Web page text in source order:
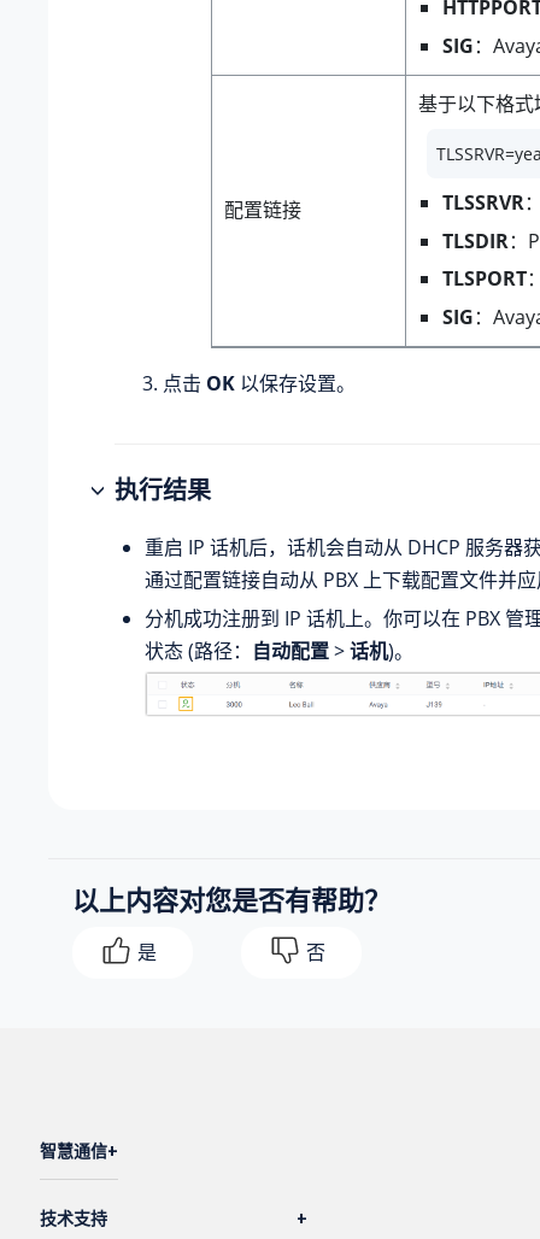
SIG：
配置链接
基于以下格
TLSSRVR
TLSDIR：
TLSPORT
SIG：
点击 OK 以保存设置。
执行结果
重启 IP 话机后，话机会自动从 DHCP 服务器
通过配置链接自动从 PBX 上下载配置文件并
分机成功注册到 IP 话机上。你可以在 PBX 管
状态 (路径： 自动配置>话机)。
以上内容对您是否有帮助？
是 否
智慧通信
技术支持